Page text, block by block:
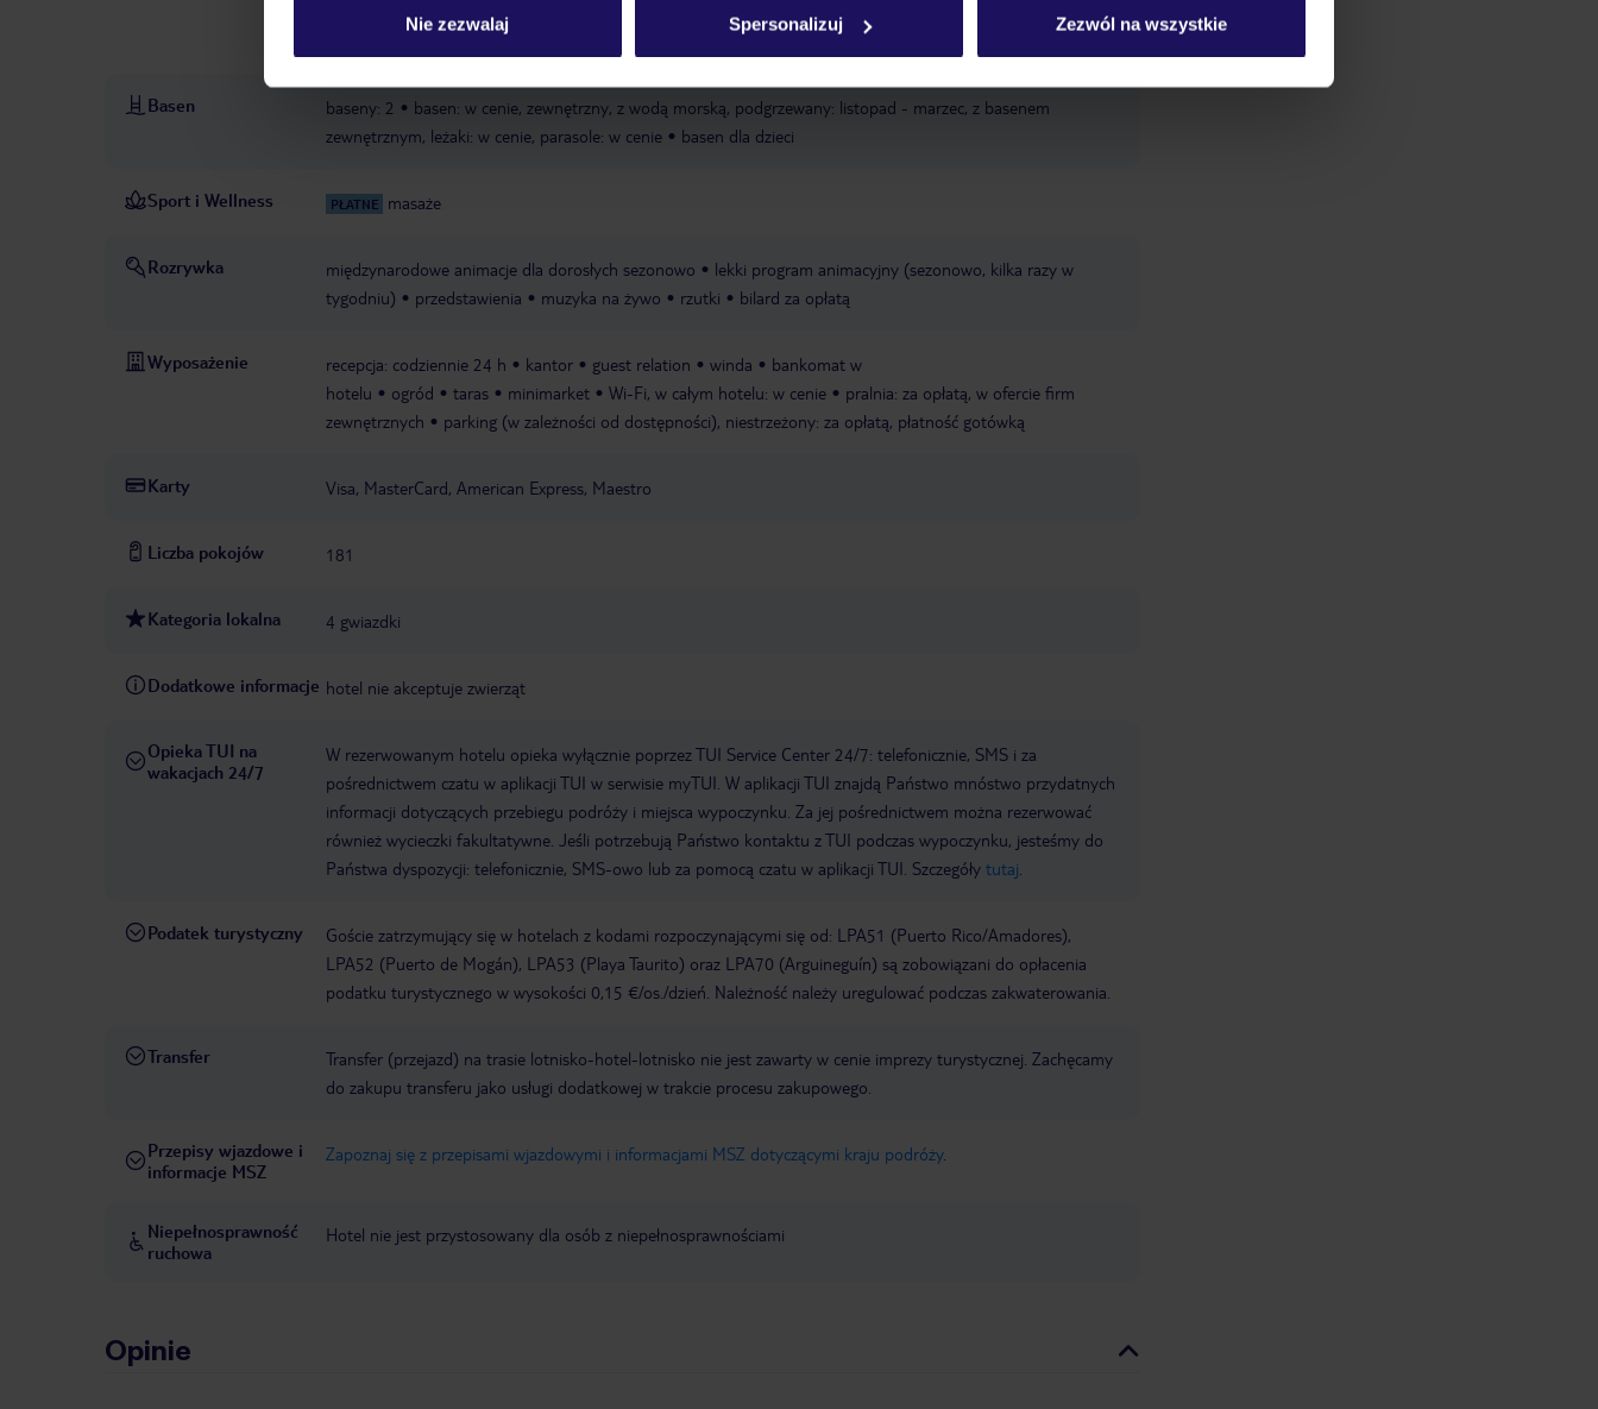
Nie zezwalaj Spersonalizuj Zezwól na wszystkie
zewnętrznych
bufet dla dzieci
minidyskoteka: 3-12 lat, lipiec i sierpień, kilka razy w
animacje dla nastolatków łóżeczka dla dzieci/niemowląt: w cenie
Basen baseny: 2
basen: w cenie, zewnętrzny, z wodą morską, podgrzewany: listopad - marzec, z basenem
zewnętrznym, leżaki: w cenie, parasole: w cenie
basen dla dzieci
Sport i Wellness PŁATNE masaże
Rozrywka międzynarodowe animacje dla dorosłych sezonowo
lekki program animacyjny (sezonowo, kilka razy w
tygodniu)
przedstawienia muzyka na żywo rzutki bilard za opłatą
Wyposażenie recepcja: codziennie 24 h kantor guest relation winda
bankomat w
hotelu
ogród taras minimarket Wi-Fi, w całym hotelu: w cenie
pralnia: za opłatą, w ofercie firm
zewnętrznych
parking (w zależności od dostępności), niestrzeżony: za opłatą, płatność gotówką
Karty Visa, MasterCard, American Express, Maestro
Liczba pokojów 181
Kategoria lokalna 4 gwiazdki
Dodatkowe informacje hotel nie akceptuje zwierząt
Opieka TUI na
wakacjach 24/7
W rezerwowanym hotelu opieka wyłącznie poprzez TUI Service Center 24/7: telefonicznie, SMS i za
pośrednictwem czatu w aplikacji TUI w serwisie myTUI. W aplikacji TUI znajdą Państwo mnóstwo przydatnych
informacji dotyczących przebiegu podróży i miejsca wypoczynku. Za jej pośrednictwem można rezerwować
również wycieczki fakultatywne. Jeśli potrzebują Państwo kontaktu z TUI podczas wypoczynku, jesteśmy do
Państwa dyspozycji: telefonicznie, SMS-owo lub za pomocą czatu w aplikacji TUI. Szczegóły tutaj
Podatek turystyczny
Goście zatrzymujący się w hotelach z kodami rozpoczynającymi się od: LPA51 (Puerto Rico/Amadores),
LPA52 (Puerto de Mogán), LPA53 (Playa Taurito) oraz LPA70 (Arguineguín) są zobowiązani do opłacenia
podatku turystycznego w wysokości 0,15 €/os./dzień. Należność należy uregulować podczas zakwaterowania.
Transfer
Transfer (przejazd) na trasie lotnisko-hotel-lotnisko nie jest zawarty w cenie imprezy turystycznej. Zachęcamy
do zakupu transferu jako usługi dodatkowej w trakcie procesu zakupowego.
Przepisy wjazdowe i
informacje MSZ
Zapoznaj się z przepisami wjazdowymi i informacjami MSZ dotyczącymi kraju podróży.
Niepełnosprawność
ruchowa
Hotel nie jest przystosowany dla osób z niepełnosprawnościami
Opinie